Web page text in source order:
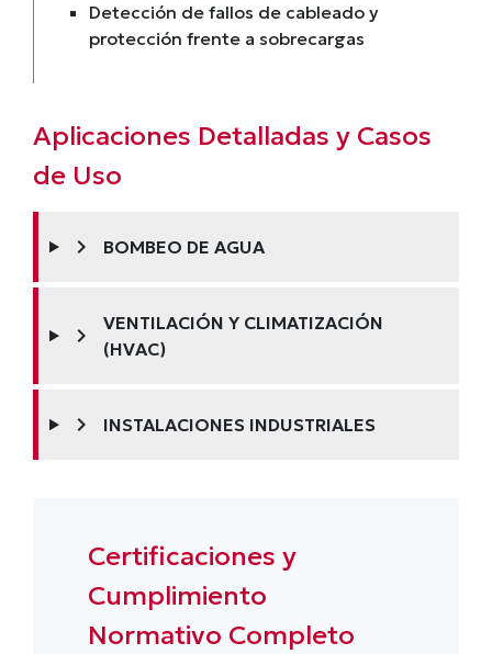
Detección de fallos de cableado y
protección frente a sobrecargas
Aplicaciones Detalladas y Casos
de Uso
chevron_right BOMBEO DE AGUA
chevron_right
VENTILACIÓN Y CLIMATIZACIÓN
(HVAC)
chevron_right INSTALACIONES INDUSTRIALES
Certificaciones y
Cumplimiento
Normativo Completo